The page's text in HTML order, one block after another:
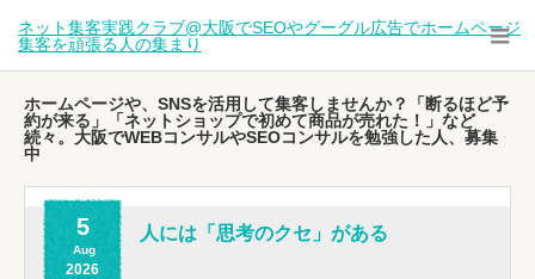
ネット集客実践クラブ@大阪でSEOやグーグル広告でホームページ
集客を頑張る人の集まり
ホームページや、SNSを活用して集客しませんか？「断るほど予
約が来る」「ネットショップで初めて商品が売れた！」など
続々。大阪でWEBコンサルやSEOコンサルを勉強した人、募集
中
5
Aug
2026
人には「思考のクセ」がある